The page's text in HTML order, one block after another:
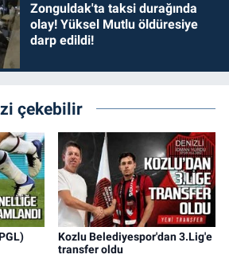
Zonguldak'ta taksi durağında
olay! Yüksel Mutlu öldüresiye
darp edildi!
çekebilir
Kozlu Belediyespor'dan 3.Lig'e
transfer oldu